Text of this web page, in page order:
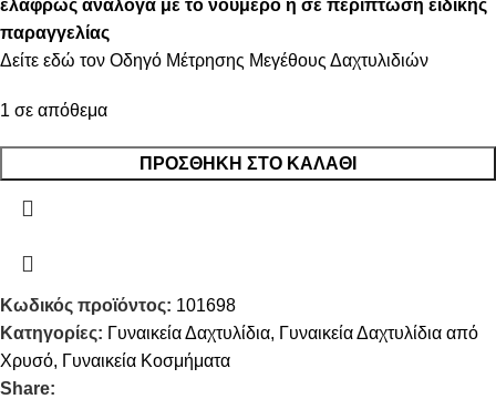
ελαφρώς ανάλογα με το νούμερο ή σε περίπτωση ειδικής
παραγγελίας
Δείτε εδώ τον Οδηγό Μέτρησης Μεγέθους Δαχτυλιδιών
1 σε απόθεμα
ΠΡΟΣΘΉΚΗ ΣΤΟ ΚΑΛΆΘΙ
Κωδικός προϊόντος: 101698
Κατηγορίες: Γυναικεία Δαχτυλίδια, Γυναικεία Δαχτυλίδια από
Χρυσό, Γυναικεία Κοσμήματα
Share: